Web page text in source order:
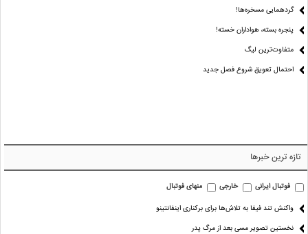
گردهمایی مسخره‌ها!
پنجره بسته، هواداران خسته!
متفاوت‌ترین لیگ
احتمال تعویق شروع فصل جدید
تازه ترین خبرها
فوتبال ایرانی خارجی منهای فوتبال
واکنش تند فیفا به تلاش‌ها برای برکناری اینفانتینو
نخستین تصویر مسی بعد از مرگ پدر